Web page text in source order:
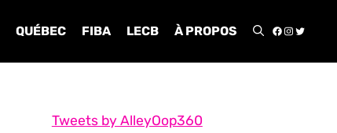
QUÉBEC FIBA LECB À PROPOS
Tweets by AlleyOop360